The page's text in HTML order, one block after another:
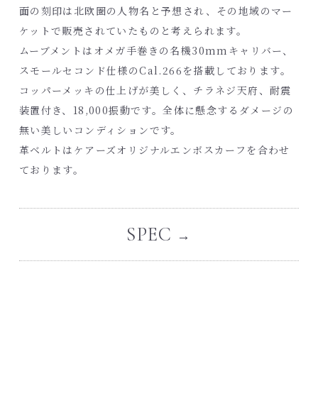
面の刻印は北欧圏の人物名と予想され、その地域のマー
ケットで販売されていたものと考えられます。
ムーブメントはオメガ手巻きの名機30mm キャリバー、
スモールセコンド仕様のCal.266 を搭載しております。
コッパーメッキの仕上げが美しく、チラネジ天府、耐震
装置付き、 18,000振動です。全体に懸念するダメージの
無い美しいコンディションです。
革ベルトは ケアーズオリジナルエンボスカーフ を合わせ
ております。
SPEC